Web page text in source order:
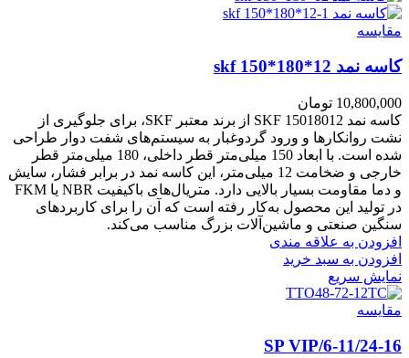
مقايسه
کاسه نمد skf 150*180*12
10,800,000 تومان
کاسه نمد SKF 15018012 از برند معتبر SKF، برای جلوگیری از
نشت روانکارها و ورود گردوغبار به سیستم‌های شفت دوار طراحی
شده است. با ابعاد 150 میلی‌متر قطر داخلی، 180 میلی‌متر قطر
خارجی و ضخامت 12 میلی‌متر، این کاسه نمد در برابر فشار، سایش
و دما مقاومت بسیار بالایی دارد. متریال‌های باکیفیت NBR یا FKM
در تولید این محصول به‌کار رفته است که آن را برای کاربردهای
سنگین صنعتی و ماشین‌آلات بزرگ مناسب می‌کند.
افزودن به علاقه مندی
افزودن به سبد خرید
نمایش سریع
مقايسه
6-11/24-16/SP VIP